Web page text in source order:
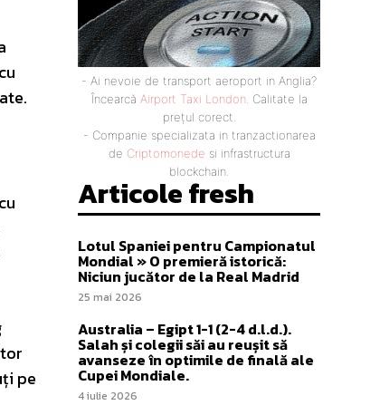
pe
- Ai nevoie de transport aeroport in Anglia?
Încearcă Airport Taxi London. Calitate la
prețul corect.
- Companie specializata in tranzactionarea
de Criptomonede si infrastructura
blockchain.
Articole fresh
Lotul Spaniei pentru Campionatul
Mondial » O premieră istorică:
Niciun jucător de la Real Madrid
25 mai 2026
Australia – Egipt 1-1 (2-4 d.l.d.).
Salah și colegii săi au reușit să
avanseze în optimile de finală ale
Cupei Mondiale.
4 iulie 2026